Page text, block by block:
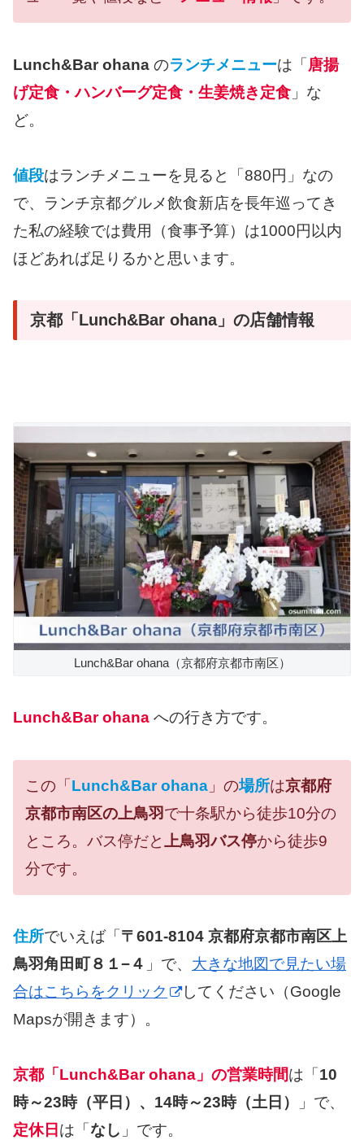
Lunch&Bar ohana のランチメニューは「唐揚
げ定食・ハンバーグ定食・生姜焼き定食 」な
ど。
値段はランチメニューを見ると「880円」なの
で、ランチ京都グルメ飲食新店を長年巡ってき
た私の経験では費用（食事予算）は1000円以内
ほどあれば足りるかと思います。
京都「Lunch&Bar ohana」の店舗情報
Lunch&Bar ohana（京都府京都市南区）
Lunch&Bar ohana への行き方です。
この「Lunch&Bar ohana 」の場所は京都府
京都市南区の上鳥羽で十条駅から徒歩10分の
ところ。バス停だと 上鳥羽バス停から徒歩9
分です。
住所でいえば「 〒601-8104 京都府京都市南区上
鳥羽角田町８１−４ 」で、 大きな地図で見たい場
合はこちらをクリック
してください（Google
Mapsが開きます）。
京都「Lunch&Bar ohana」の営業時間は「 10
時～23時（平日）、14時～23時（土日）
」で、
定休日 は「 なし 」です。